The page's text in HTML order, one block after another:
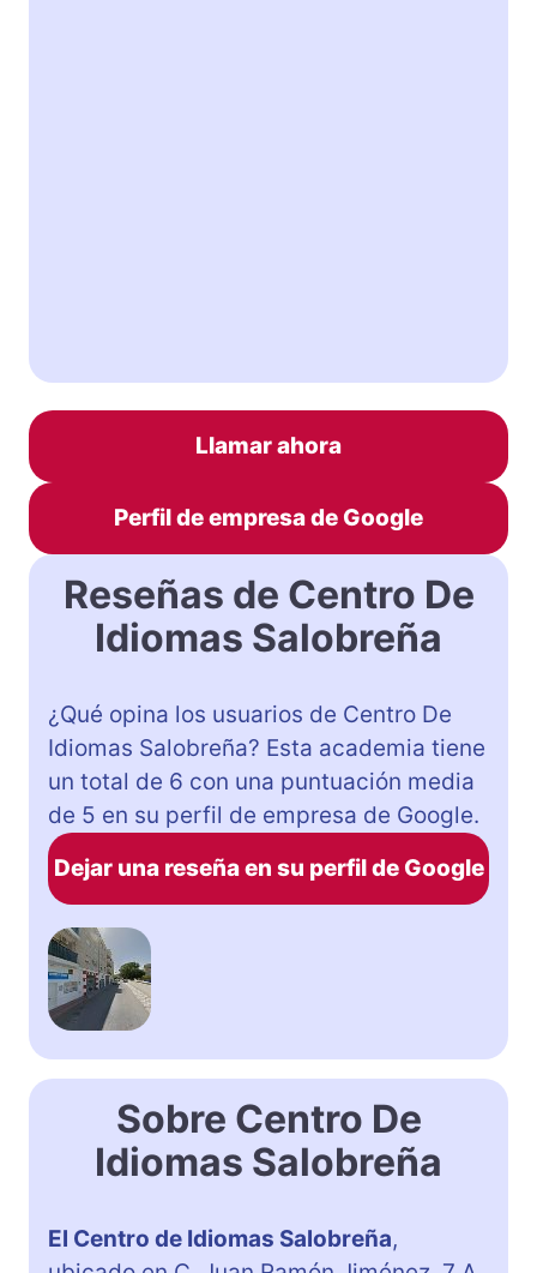
Llamar ahora
Perfil de empresa de Google
Reseñas de Centro De
Idiomas Salobreña
¿Qué opina los usuarios de Centro De
Idiomas Salobreña? Esta academia tiene
un total de 6 con una puntuación media
de 5 en su perfil de empresa de Google.
Dejar una reseña en su perfil de Google
Sobre Centro De
Idiomas Salobreña
El Centro de Idiomas Salobreña,